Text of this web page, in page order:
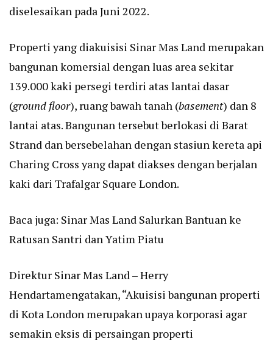
diselesaikan pada Juni 2022.
Properti yang diakuisisi Sinar Mas Land merupakan
bangunan komersial dengan luas area sekitar
139.000 kaki persegi terdiri atas lantai dasar
(ground floor), ruang bawah tanah (basement) dan 8
lantai atas. Bangunan tersebut berlokasi di Barat
Strand dan bersebelahan dengan stasiun kereta api
Charing Cross yang dapat diakses dengan berjalan
kaki dari Trafalgar Square London.
Baca juga: Sinar Mas Land Salurkan Bantuan ke
Ratusan Santri dan Yatim Piatu
Direktur Sinar Mas Land – Herry
Hendartamengatakan, “Akuisisi bangunan properti
di Kota London merupakan upaya korporasi agar
semakin eksis di persaingan properti